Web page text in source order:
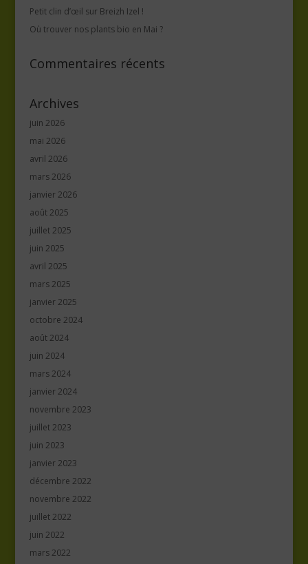
Petit clin d’œil sur Breizh Izel !
Où trouver nos plants bio en Mai ?
Commentaires récents
Archives
juin 2026
mai 2026
avril 2026
mars 2026
janvier 2026
août 2025
juillet 2025
juin 2025
avril 2025
mars 2025
janvier 2025
octobre 2024
août 2024
juin 2024
mars 2024
janvier 2024
novembre 2023
juillet 2023
juin 2023
janvier 2023
décembre 2022
novembre 2022
juillet 2022
juin 2022
mars 2022